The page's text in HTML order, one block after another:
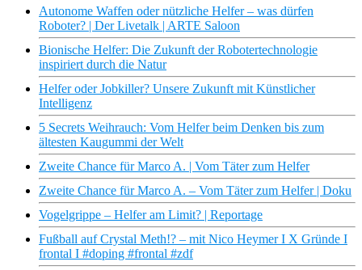
Autonome Waffen oder nützliche Helfer – was dürfen
Roboter? | Der Livetalk | ARTE Saloon
Bionische Helfer: Die Zukunft der Robotertechnologie
inspiriert durch die Natur
Helfer oder Jobkiller? Unsere Zukunft mit Künstlicher
Intelligenz
5 Secrets Weihrauch: Vom Helfer beim Denken bis zum
ältesten Kaugummi der Welt
Zweite Chance für Marco A. | Vom Täter zum Helfer
Zweite Chance für Marco A. – Vom Täter zum Helfer | Doku
Vogelgrippe – Helfer am Limit? | Reportage
Fußball auf Crystal Meth!? – mit Nico Heymer I X Gründe I
frontal I #doping #frontal #zdf